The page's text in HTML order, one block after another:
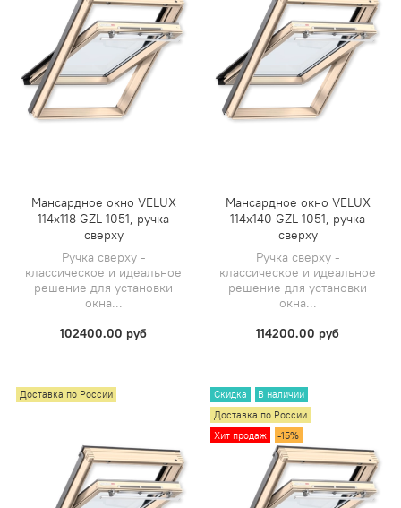
Мансардное окно VELUX
114х118 GZL 1051, ручка
сверху
Ручка сверху -
классическое и идеальное
решение для установки
окна...
102400.00 руб
Мансардное окно VELUX
114х140 GZL 1051, ручка
сверху
Ручка сверху -
классическое и идеальное
решение для установки
окна...
114200.00 руб
Доставка по России Скидка
В наличии
Доставка по России
Хит продаж
-15%